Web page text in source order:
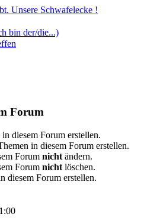
Unsere Schwafelecke !
bin der/die...)
Forum
diesem Forum erstellen.
in diesem Forum erstellen.
Forum nicht ändern.
Forum nicht löschen.
diesem Forum erstellen.